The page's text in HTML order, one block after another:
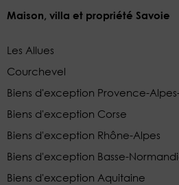
Maison, villa et propriété Savoie
Les Allues
Courchevel
Biens d'exception Provence-
Biens d'exception Corse
Biens d'exception Rhône-Alpes
Biens d'exception Basse-
Biens d'exception Aquitaine